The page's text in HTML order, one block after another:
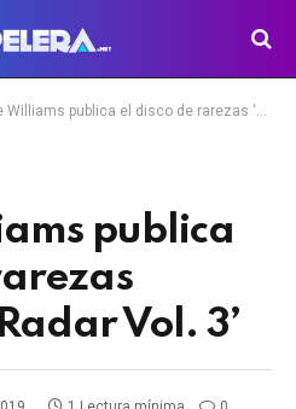
publica el disco de rarezas ‘Under The Radar Vol. 3’
publica
Vol. 3’